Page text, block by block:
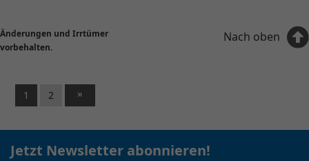
Änderungen und Irrtümer
vorbehalten.
Nach oben
1 2
Jetzt Newsletter abonnieren!